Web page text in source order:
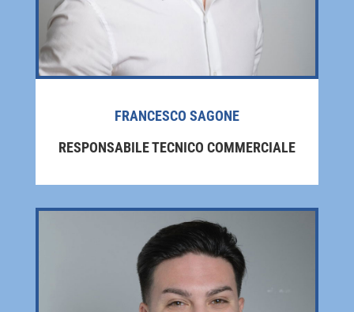
FRANCESCO SAGONE
RESPONSABILE TECNICO COMMERCIALE